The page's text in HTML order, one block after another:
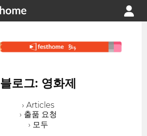
블로그: 영화제
› Articles
› 출품 요청
› 모두